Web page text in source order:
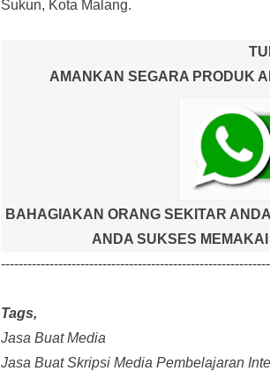
Sukun, Kota Malang.
AMANKAN SEGARA PRODUK
BAHAGIAKAN ORANG SEKITAR
ANDA SUKSES
Tags,
Jasa Buat Media
Jasa Buat Skripsi Media Pembelajaran